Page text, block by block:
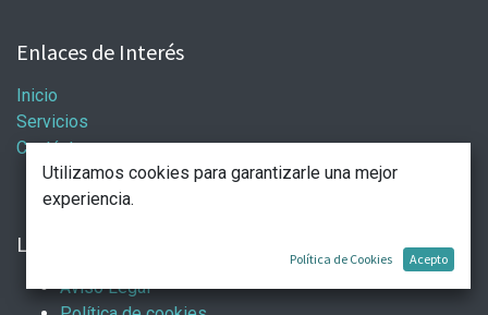
Enlaces de Interés
Inicio
Servicios
Contáctenos
Legal
Aviso Legal
Utilizamos cookies para garantizarle una mejor
experiencia.
Política de Cookies Acepto